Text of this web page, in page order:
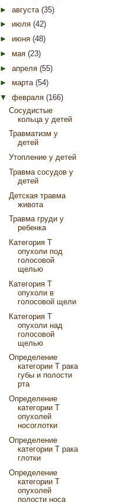
► августа (35)
► июля (42)
► июня (48)
► мая (23)
► апреля (55)
► марта (54)
▼ февраля (166)
Сосудистые
кольца у детей
Травматизм у
детей
Утопление у детей
Травма сосудов у
детей
Детская травма
живота
Травма груди у
ребенка
Категория Т
опухоли под
голосовой
щелью
Категория Т
опухоли в
голосовой щели
Категория Т
опухоли над
голосовой
щелью
Определение
категории Т рака
губы и полости
рта
Определение
категории Т
опухолей
носоглотки
Определение
категории T рака
глотки
Определение
категории Т
опухолей
полости носа